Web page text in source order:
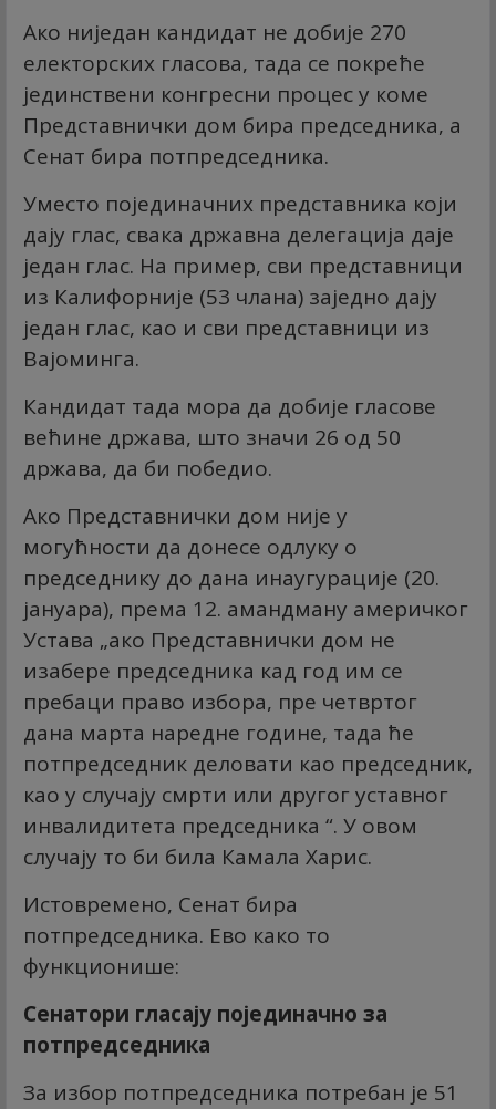
Ако ниједан кандидат не добије 270
електорских гласова, тада се покреће
јединствени конгресни процес у коме
Представнички дом бира председника, а
Сенат бира потпредседника.
Уместо појединачних представника који
дају глас, свака државна делегација даје
један глас. На пример, сви представници
из Калифорније (53 члана) заједно дају
један глас, као и сви представници из
Вајоминга.
Кандидат тада мора да добије гласове
већине држава, што значи 26 од 50
држава, да би победио.
Ако Представнички дом није у
могућности да донесе одлуку о
председнику до дана инаугурације (20.
јануара), према 12. амандману америчког
Устава „ако Представнички дом не
изабере председника кад год им се
пребаци право избора, пре четвртог
дана марта наредне године, тада ће
потпредседник деловати као председник,
као у случају смрти или другог уставног
инвалидитета председника “. У овом
случају то би била Камала Харис.
Истовремено, Сенат бира
потпредседника. Ево како то
функционише:
Сенатори гласају појединачно за
потпредседника
За избор потпредседника потребан је 51